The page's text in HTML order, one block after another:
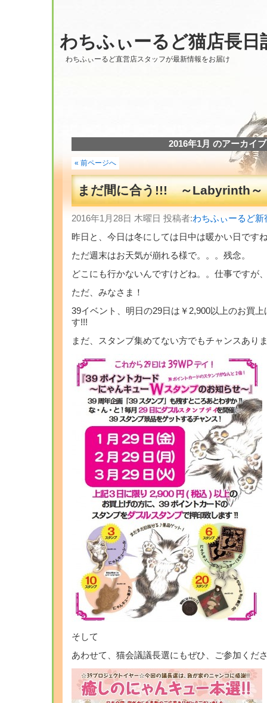
わちふぃーるど猫店長日
わちふぃーるど直営店スタッフが最新情報をお届け
2016年1月 のアーカイブ
« 前ページへ
まだ間に合う!!! ～Labyrinth～
2016年1月28日 木曜日 投稿者:わちふぃーるど
昨日と、今日は冬にしては日中は暖かい日です
ただ週末はお天気が崩れる様で。。。残念。
どこにも行かないんですけどね。。仕事ですが
ただ、みなさま！
39イベント、明日の29日は￥2,900以上のお買
す!!!
まだ、スタンプ集めてない方でもチャンスあり
そして
あわせて、猫会議議長選にもぜひ、ご参加くだ